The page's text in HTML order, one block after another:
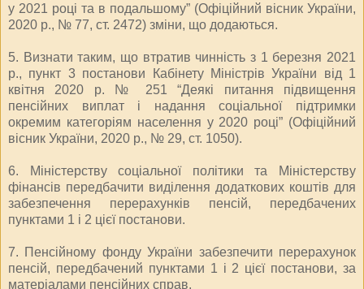
у 2021 році та в подальшому” (Офіційний вісник України,
2020 р., № 77, ст. 2472) зміни, що додаються.
5. Визнати таким, що втратив чинність з 1 березня 2021
р., пункт 3 постанови Кабінету Міністрів України від 1
квітня 2020 р. № 251 “Деякі питання підвищення
пенсійних виплат і надання соціальної підтримки
окремим категоріям населення у 2020 році” (Офіційний
вісник України, 2020 р., № 29, ст. 1050).
6. Міністерству соціальної політики та Міністерству
фінансів передбачити виділення додаткових коштів для
забезпечення перерахунків пенсій, передбачених
пунктами 1 і 2 цієї постанови.
7. Пенсійному фонду України забезпечити перерахунок
пенсій, передбачений пунктами 1 і 2 цієї постанови, за
матеріалами пенсійних справ.